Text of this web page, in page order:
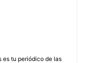
es tu periódico de las